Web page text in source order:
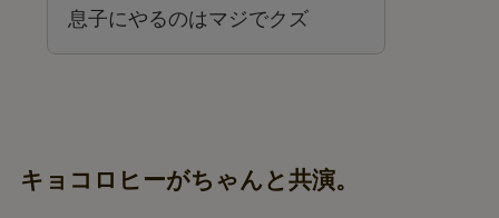
息子にやるのはマジでクズ
キョコロヒーがちゃんと共演。